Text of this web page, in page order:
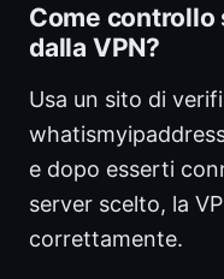
Come controllo
dalla VPN?
Usa un sito di
e dopo esserti
server scelto, la
correttamente.